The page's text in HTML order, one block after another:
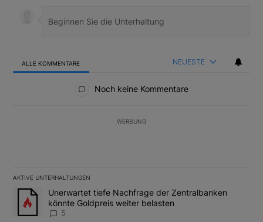
ALLE KOMMENTARE NEUESTE
Noch keine Kommentare
WERBUNG
AKTIVE UNTERHALTUNGEN
Das Folgende ist eine Liste der am meisten kommentierten
Ein Trendartikel mit dem Titel "Unerwartet tiefe Nachfrage der
Unerwartet tiefe Nachfrage der Zentralbanken
könnte Goldpreis weiter belasten
5